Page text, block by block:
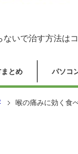
いで治す方法はコ
とめ パソコ
喉の痛みに効く食